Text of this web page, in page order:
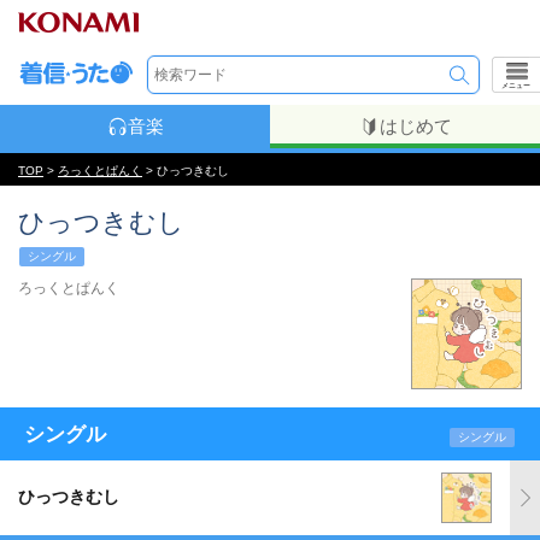
メニュー
音楽 はじめて
TOP > ろっくとぱんく > ひっつきむし
ひっつきむし
シングル
ろっくとぱんく
シングル シングル
ひっつきむし